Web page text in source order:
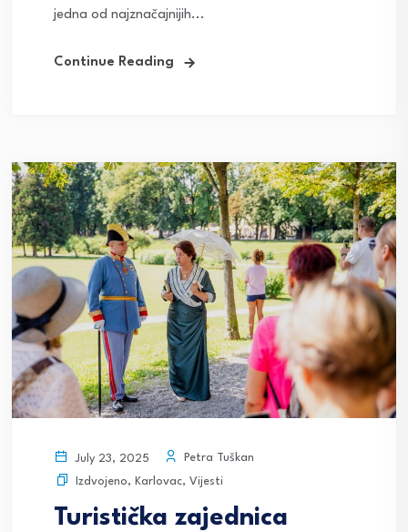
jedna od najznačajnijih...
Continue Reading
July 23, 2025
Petra Tuškan
Izdvojeno, Karlovac, Vijesti
Turistička zajednica